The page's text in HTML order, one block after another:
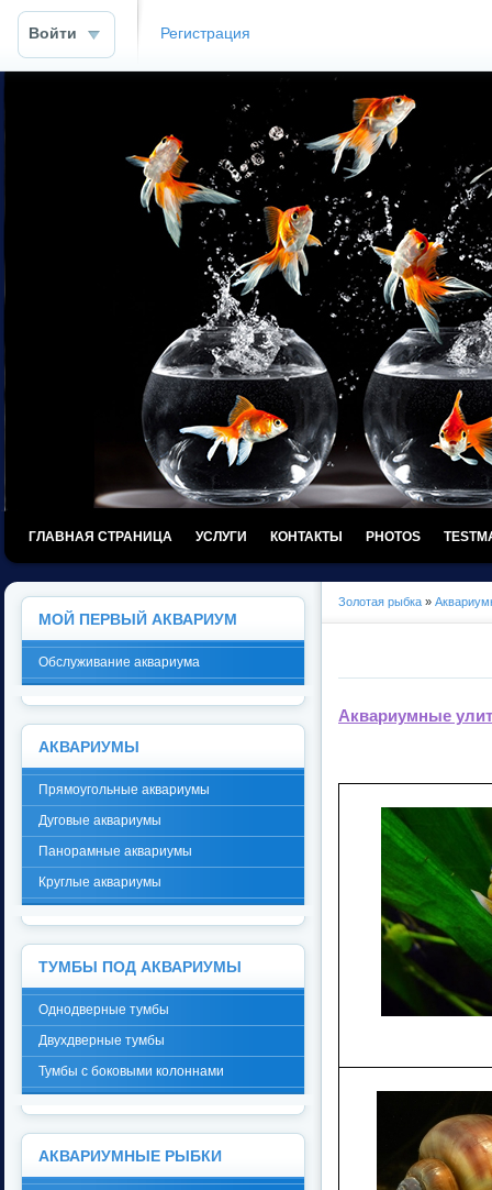
Войти Регистрация
ГЛАВНАЯ СТРАНИЦА УСЛУГИ КОНТАКТЫ PHOTOS
Золотая рыбка »
Аквариумные
МОЙ ПЕРВЫЙ АКВАРИУМ
Обслуживание аквариума
АКВАРИУМЫ
Прямоугольные аквариумы
Дуговые аквариумы
Панорамные аквариумы
Круглые аквариумы
ТУМБЫ ПОД АКВАРИУМЫ
Однодверные тумбы
Двухдверные тумбы
Тумбы с боковыми колоннами
АКВАРИУМНЫЕ РЫБКИ